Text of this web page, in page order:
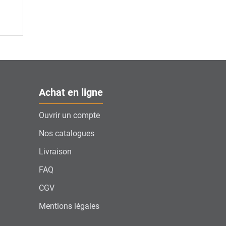
Achat en ligne
Ouvrir un compte
Nos catalogues
Livraison
FAQ
CGV
Mentions légales